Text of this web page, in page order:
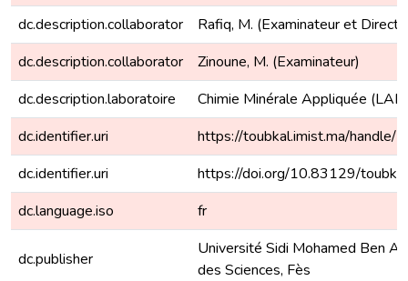
dc.description.collaborator
Rafiq, M. (Examinateur et
dc.description.collaborator
Zinoune, M. (Examinateur)
dc.description.laboratoire
Chimie Minérale Appliquée
dc.identifier.uri
https://toubkal.imist.ma/
dc.identifier.uri
https://doi.org/10.83129/
dc.language.iso
fr
dc.publisher
Université Sidi Mohamed Ben
des Sciences, Fès